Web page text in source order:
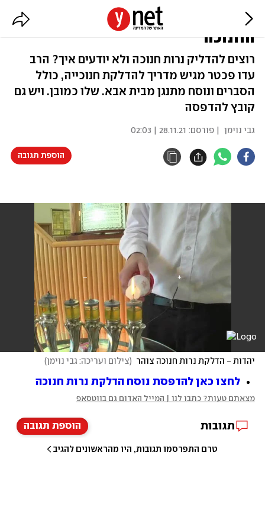
צפו: המדריך השלם להדלקת נרות
החנוכה
רוצים להדליק נרות חנוכה ולא יודעים איך? הרב
עדו פכטר מגיש מדריך להדלקת חנוכייה, כולל
הסברים ונוסח מתנגן מבית אבא. שלו כמובן. ויש גם
קובץ להדפסה
גבי נוימן | פורסם: 28.11.21 | 02:03
הוספת תגובה
יהדות - הדלקת נרות חנוכה צוהר (צילום ועריכה: גבי נוימן)
לחצו כאן להדפסת נוסח הדלקת נרות חנוכה
מצאתם טעות? כתבו לנו | המייל האדום גם בווטסאפ
הוספת תגובה תגובות
טרם התפרסמו תגובות, היו מהראשונים להגיב